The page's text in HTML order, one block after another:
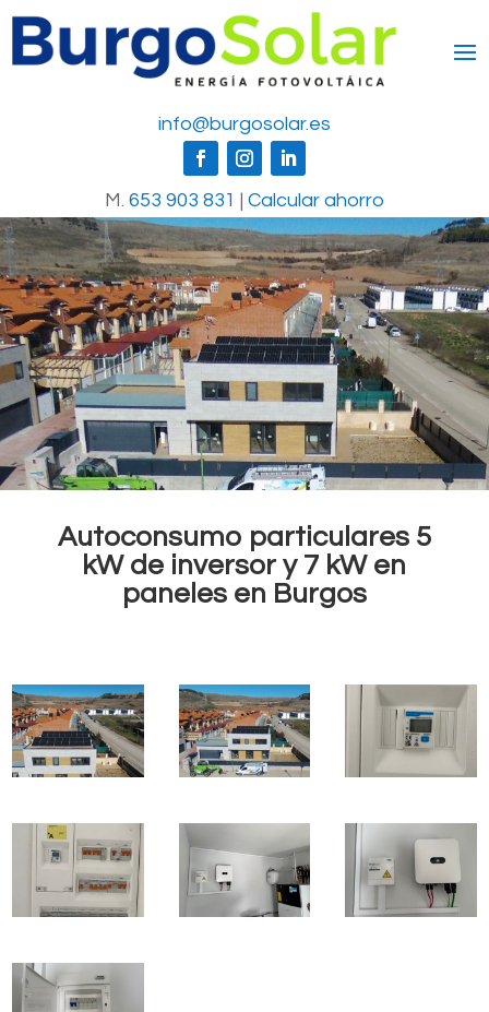
info@burgosolar.es
M. 653 903 831 | Calcular ahorro
Autoconsumo particulares 5
kW de inversor y 7 kW en
paneles en Burgos